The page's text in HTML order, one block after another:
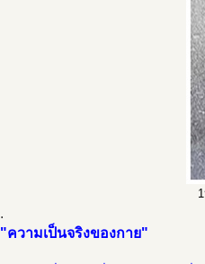
.
"ความเป็นจริงของกาย"